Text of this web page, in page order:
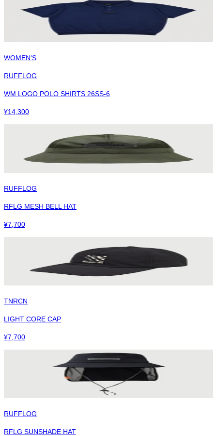
WOMEN'S
RUFFLOG
WM LOGO POLO SHIRTS 26SS-6
¥14,300
RUFFLOG
RFLG MESH BELL HAT
¥7,700
TNRCN
LIGHT CORE CAP
¥7,700
RUFFLOG
RFLG SUNSHADE HAT